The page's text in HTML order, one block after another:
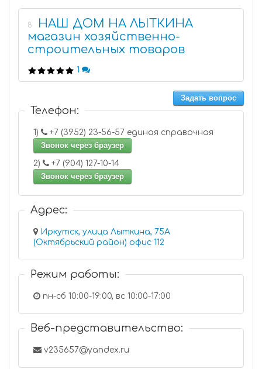
8
НАШ ДОМ НА ЛЫТКИНА
магазин хозяйственно-
строительных товаров
1
Задать вопрос
Телефон:
1)
+7 (3952) 23-56-57 единая справочная
Звонок через браузер
2)
+7 (904) 127-10-14
Звонок через браузер
Адрес:
Иркутск, улица Лыткина, 75А
(Октябрьский район) офис 112
Режим работы:
пн-сб 10:00-19:00, вс 10:00-17:00
Веб-представительство:
v235657@yandex.ru